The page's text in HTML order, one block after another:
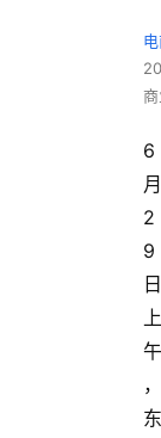
6
月
2
9
日
上
午
，
东